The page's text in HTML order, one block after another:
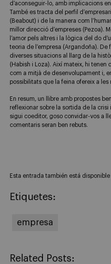
d’aconseguir-lo, amb implicacions
També es tracta del perfil
(Beabout) i de la manera com
millor direcció d’empreses (Pezoa).
l’amor pels altres i la lògica del do
teoria de l’empresa (Argandoña).
diverses situacions al llarg de la
(Habish i Loza). Així mateix, hi tenen
com a mitjà de desenvolupament i,
possibilitats que la feina ofereix a les
En resum, un llibre amb propostes
reflexionar sobre la sortida de la crisi
sigui coeditor, goso convidar-vos a
comentaris seran ben rebuts.
Esta entrada también está disponible
Etiquetes:
empresa
Related Posts: